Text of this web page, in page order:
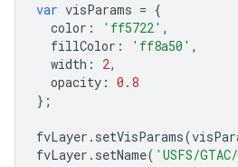
var visParams = {
color : 'ff5722' ,
fillColor : 'ff8a50' ,
width : 2,
opacity : 0.8
};
fvLayer . setVisParams(
fvLayer . setName( 'USFS/